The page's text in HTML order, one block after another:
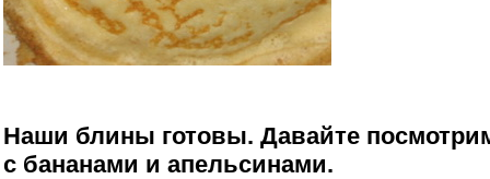
Наши блины готовы. Давайте
с бананами и апельсинами.